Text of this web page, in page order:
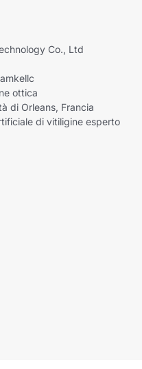
Co., Ltd
ottica
di Orleans, Francia
di vitiligine esperto